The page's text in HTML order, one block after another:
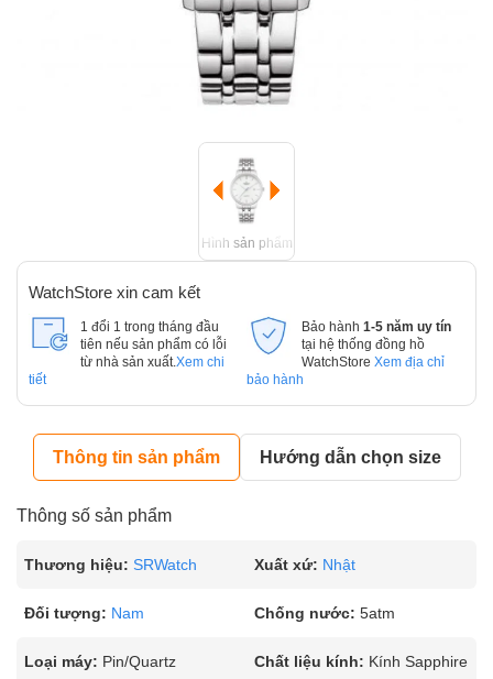
Hình sản phẩm
WatchStore xin cam kết
1 đổi 1 trong tháng đầu
tiên nếu sản phẩm có lỗi
từ nhà sản xuất. Xem chi
tiết
Bảo hành 1-5 năm uy tín
tại hệ thống đồng hồ
WatchStore Xem địa chỉ
bảo hành
Thông tin sản phẩm Hướng dẫn chọn size
Thông số sản phẩm
Thương hiệu: SRWatch Xuất xứ: Nhật
Đối tượng: Nam Chống nước: 5atm
Loại máy: Pin/Quartz Chất liệu kính: Kính Sapphire